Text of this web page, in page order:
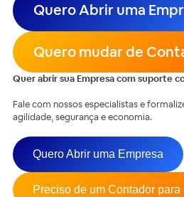
Quero Abrir uma
Quero mudar de
Quer abrir sua Empresa com suporte
Fale com nossos especialistas e
agilidade, segurança e economia.
Quero Abrir uma Empresa
Preciso de um Contador para